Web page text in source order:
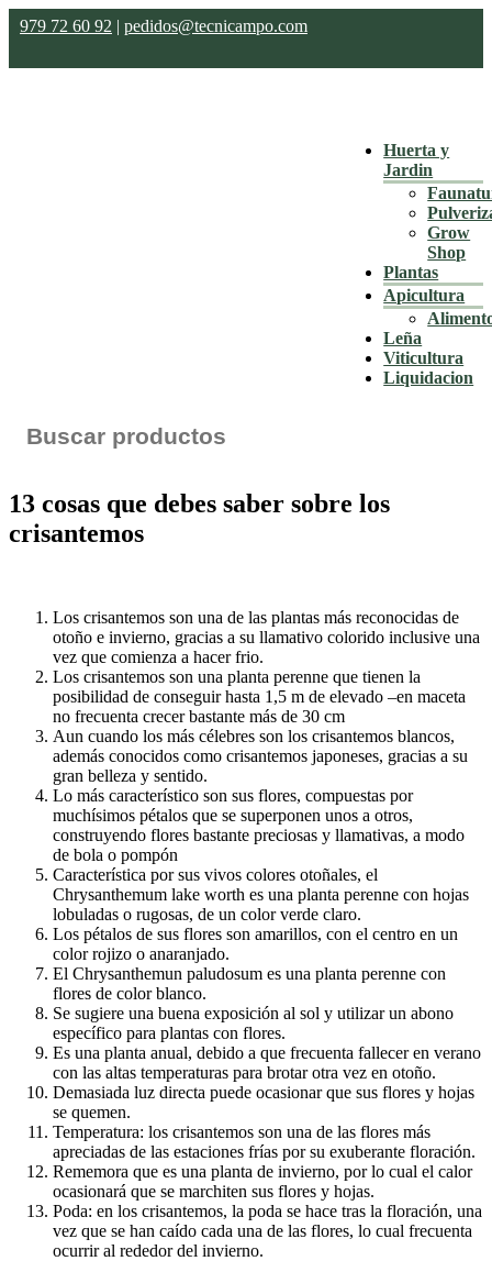
979 72 60 92 | pedidos@tecnicampo.com
Huerta y
Jardin
Grow
Shop
Plantas
Apicultura
Leña
Viticultura
Liquidacion
13 cosas que debes saber sobre los
crisantemos
Los crisantemos son una de las plantas más reconocidas de
otoño e invierno, gracias a su llamativo colorido inclusive una
vez que comienza a hacer frio.
Los crisantemos son una planta perenne que tienen la
posibilidad de conseguir hasta 1,5 m de elevado –en maceta
no frecuenta crecer bastante más de 30 cm
Aun cuando los más célebres son los crisantemos blancos,
además conocidos como crisantemos japoneses, gracias a su
gran belleza y sentido.
Lo más característico son sus flores, compuestas por
muchísimos pétalos que se superponen unos a otros,
construyendo flores bastante preciosas y llamativas, a modo
de bola o pompón
Característica por sus vivos colores otoñales, el
Chrysanthemum lake worth es una planta perenne con hojas
lobuladas o rugosas, de un color verde claro.
Los pétalos de sus flores son amarillos, con el centro en un
color rojizo o anaranjado.
El Chrysanthemun paludosum es una planta perenne con
flores de color blanco.
Se sugiere una buena exposición al sol y utilizar un abono
específico para plantas con flores.
Es una planta anual, debido a que frecuenta fallecer en verano
con las altas temperaturas para brotar otra vez en otoño.
Demasiada luz directa puede ocasionar que sus flores y hojas
se quemen.
Temperatura: los crisantemos son una de las flores más
apreciadas de las estaciones frías por su exuberante floración.
Rememora que es una planta de invierno, por lo cual el calor
ocasionará que se marchiten sus flores y hojas.
Poda: en los crisantemos, la poda se hace tras la floración, una
vez que se han caído cada una de las flores, lo cual frecuenta
ocurrir al rededor del invierno.